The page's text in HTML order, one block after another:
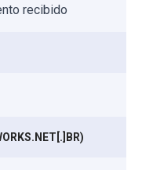
recibido